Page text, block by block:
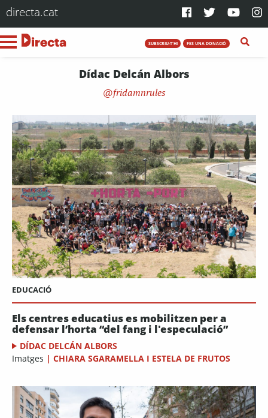
directa.cat
SUBSCRIU-T'HI FES UNA DONACIÓ
Dídac Delcán Albors
fridamnrules
EDUCACIÓ
Els centres educatius es mobilitzen per a
defensar l’horta “del fang i l'especulació”
DÍDAC DELCÁN ALBORS
Imatges | CHIARA SGARAMELLA I ESTELA DE FRUTOS